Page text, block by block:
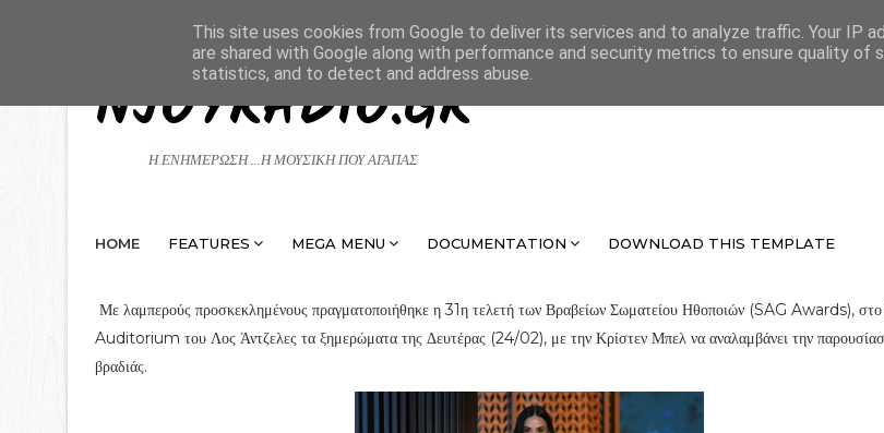
NJOYRADIO.GR
Η ΕΝΗΜΕΡΩΣΗ ...Η ΜΟΥΣΙΚΗ ΠΟΥ ΑΓΑΠΑΣ
HOME FEATURES MEGA MENU DOCUMENTATION DOWNLOAD THIS TEMPLATE
Με λαμπερούς προσκεκλημένους πραγματοποιήθηκε η 31η τελετή των Βραβείων Σωματείου Ηθοποιών (SAG Awards),
Auditorium του Λος Άντζελες τα ξημερώματα της Δευτέρας (24/02), με την Κρίστεν Μπελ να αναλαμβάνει την
βραδιάς.
This site uses cookies from Google to deliver its services and to analyze traffic. Your IP
are shared with Google along with performance and security metrics to ensure quality of
statistics, and to detect and address abuse.